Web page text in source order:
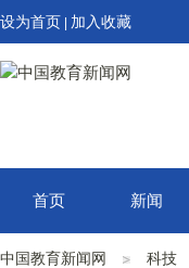
设为首页 加入收藏
首页 新闻
中国教育新闻网 科技